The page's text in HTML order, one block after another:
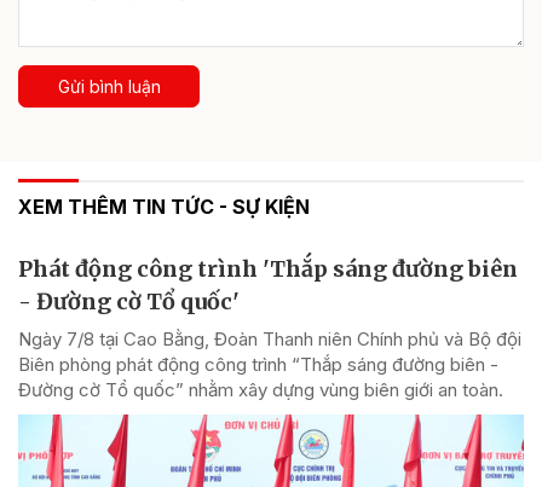
Gửi bình luận
XEM THÊM TIN TỨC - SỰ KIỆN
Phát động công trình 'Thắp sáng đường biên
- Đường cờ Tổ quốc'
Ngày 7/8 tại Cao Bằng, Đoàn Thanh niên Chính phủ và Bộ đội
Biên phòng phát động công trình “Thắp sáng đường biên -
Đường cờ Tổ quốc” nhằm xây dựng vùng biên giới an toàn.